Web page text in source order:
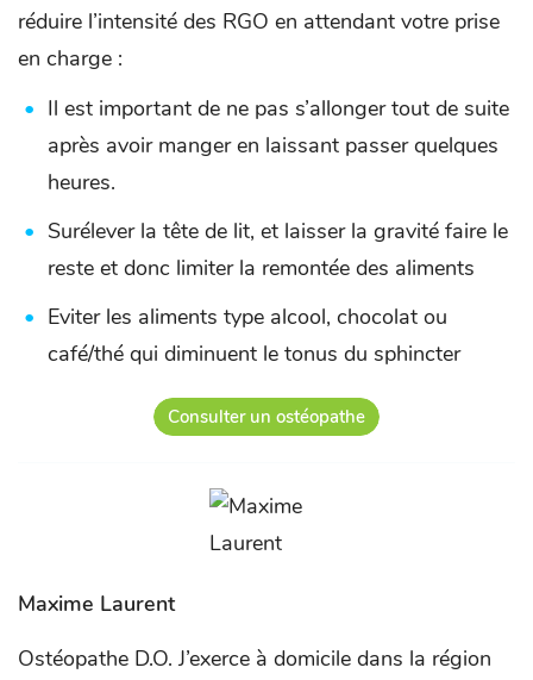
réduire l’intensité des RGO en attendant votre prise
en charge :
Il est important de ne pas s’allonger tout de suite
après avoir manger en laissant passer quelques
heures.
Surélever la tête de lit, et laisser la gravité faire le
reste et donc limiter la remontée des aliments
Eviter les aliments type alcool, chocolat ou
café/thé qui diminuent le tonus du sphincter
Consulter un ostéopathe
Maxime Laurent
Ostéopathe D.O. J’exerce à domicile dans la région